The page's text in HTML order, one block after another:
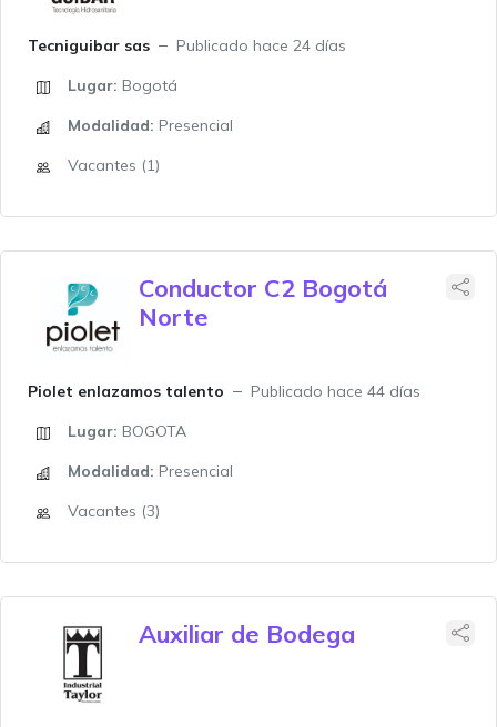
Tecniguibar sas
Publicado hace 24 días
Lugar: Bogotá
Modalidad: Presencial
Vacantes (1)
Conductor C2 Bogotá
Norte
Piolet enlazamos talento
Publicado hace 44 días
Lugar: BOGOTA
Modalidad: Presencial
Vacantes (3)
Auxiliar de Bodega